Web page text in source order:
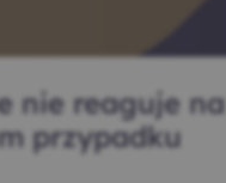
nie reaguje na
przypadku